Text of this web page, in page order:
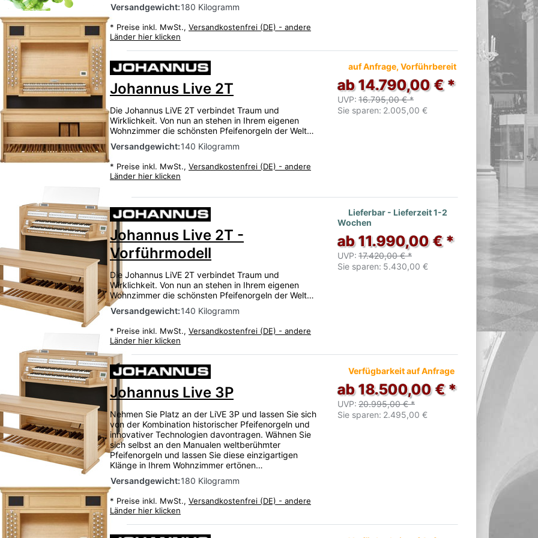
Versandgewicht:180 Kilogramm
* Preise inkl. MwSt., Versandkostenfrei (DE) - andere
Länder hier klicken
Johannus Live 2T
Die Johannus LiVE 2T verbindet Traum und
Wirklichkeit. Von nun an stehen in Ihrem eigenen
Wohnzimmer die schönsten Pfeifenorgeln der Welt…
Versandgewicht:140 Kilogramm
* Preise inkl. MwSt., Versandkostenfrei (DE) - andere
Länder hier klicken
auf Anfrage, Vorführbereit
ab 14.790,00 € *
UVP: 16.795,00 € *
Sie sparen: 2.005,00 €
Johannus Live 2T -
Vorführmodell
Die Johannus LiVE 2T verbindet Traum und
Wirklichkeit. Von nun an stehen in Ihrem eigenen
Wohnzimmer die schönsten Pfeifenorgeln der Welt…
Versandgewicht:140 Kilogramm
* Preise inkl. MwSt., Versandkostenfrei (DE) - andere
Länder hier klicken
Lieferbar - Lieferzeit 1-2
Wochen
ab 11.990,00 € *
UVP: 17.420,00 € *
Sie sparen: 5.430,00 €
Johannus Live 3P
Nehmen Sie Platz an der LiVE 3P und lassen Sie sich
von der Kombination historischer Pfeifenorgeln und
innovativer Technologien davontragen. Wähnen Sie
sich selbst an den Manualen weltberühmter
Pfeifenorgeln und lassen Sie diese einzigartigen
Klänge in Ihrem Wohnzimmer ertönen…
Versandgewicht:180 Kilogramm
* Preise inkl. MwSt., Versandkostenfrei (DE) - andere
Länder hier klicken
Verfügbarkeit auf Anfrage
ab 18.500,00 € *
UVP: 20.995,00 € *
Sie sparen: 2.495,00 €